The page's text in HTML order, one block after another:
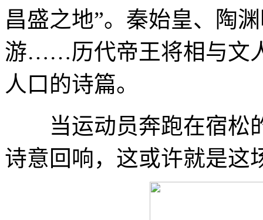
昌盛之地”。秦始皇、陶
游……历代帝王将相与文
人口的诗篇。
当运动员奔跑在宿松
诗意回响，这或许就是这